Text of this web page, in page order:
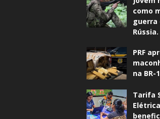
como
guerra
Rússia.
PRF
na BR-
Tarifa